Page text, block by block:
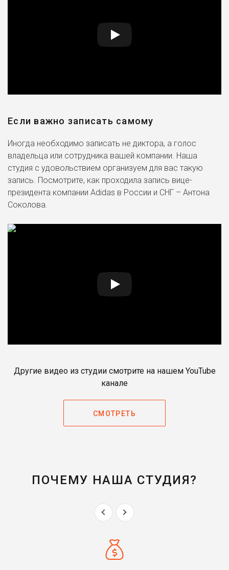
Если важно записать самому
Иногда необходимо записать не диктора, а голос
владельца или сотрудника вашей компании. Наша
студия с удовольствием организуем для вас такую
запись. Посмотрите, как проходила запись вице-
президента компании Adidas в России и СНГ – Антона
Соколова.
Другие видео из студии смотрите на нашем YouTube
канале
СМОТРЕТЬ
ПОЧЕМУ НАША СТУДИЯ?